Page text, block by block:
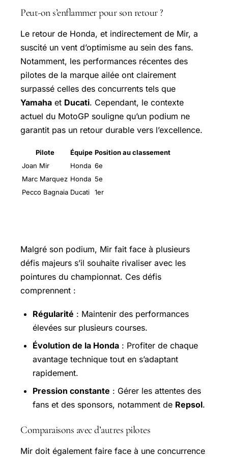
Peut-on s’enflammer pour son retour ?
Le retour de Honda, et indirectement de Mir, a
suscité un vent d’optimisme au sein des fans.
Notamment, les performances récentes des
pilotes de la marque ailée ont clairement
surpassé celles des concurrents tels que
Yamaha et Ducati. Cependant, le contexte
actuel du MotoGP souligne qu’un podium ne
garantit pas un retour durable vers l’excellence.
Pilote Équipe Position au classement
Joan Mir
Honda 6e
Marc Marquez Honda 5e
Pecco Bagnaia Ducati 1er
Malgré son podium, Mir fait face à plusieurs
défis majeurs s’il souhaite rivaliser avec les
pointures du championnat. Ces défis
comprennent :
Régularité : Maintenir des performances
élevées sur plusieurs courses.
Évolution de la Honda : Profiter de chaque
avantage technique tout en s’adaptant
rapidement.
Pression constante : Gérer les attentes des
fans et des sponsors, notamment de Repsol.
Comparaisons avec d’autres pilotes
Mir doit également faire face à une concurrence